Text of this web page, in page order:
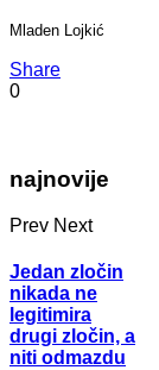
Mladen Lojkić
Share
0
najnovije
Prev Next
Jedan zločin
nikada ne
legitimira
drugi zločin, a
niti odmazdu